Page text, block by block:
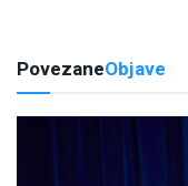
PovezaneObjave